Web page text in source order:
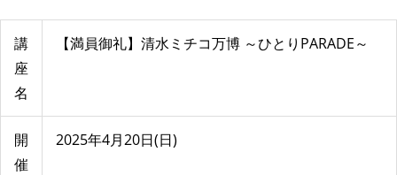
講
座
名
【満員御礼】清水ミチコ万博 ～ひとりPARADE～
開
催
2025年4月20日(日)